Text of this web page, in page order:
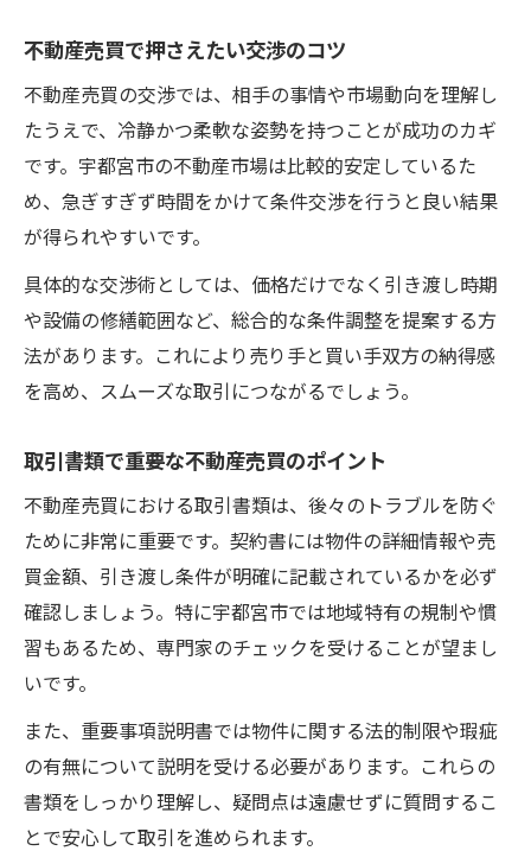
不動産売買で押さえたい交渉のコツ
不動産売買の交渉では、相手の事情や市場動向を理解し
たうえで、冷静かつ柔軟な姿勢を持つことが成功のカギ
です。宇都宮市の不動産市場は比較的安定しているた
め、急ぎすぎず時間をかけて条件交渉を行うと良い結果
が得られやすいです。
具体的な交渉術としては、価格だけでなく引き渡し時期
や設備の修繕範囲など、総合的な条件調整を提案する方
法があります。これにより売り手と買い手双方の納得感
を高め、スムーズな取引につながるでしょう。
取引書類で重要な不動産売買のポイント
不動産売買における取引書類は、後々のトラブルを防ぐ
ために非常に重要です。契約書には物件の詳細情報や売
買金額、引き渡し条件が明確に記載されているかを必ず
確認しましょう。特に宇都宮市では地域特有の規制や慣
習もあるため、専門家のチェックを受けることが望まし
いです。
また、重要事項説明書では物件に関する法的制限や瑕疵
の有無について説明を受ける必要があります。これらの
書類をしっかり理解し、疑問点は遠慮せずに質問するこ
とで安心して取引を進められます。